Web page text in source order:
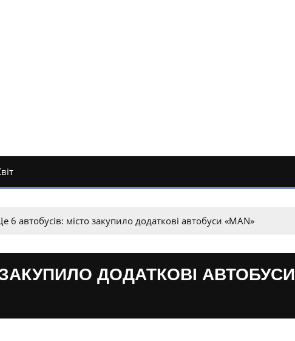
6 автобусів: місто закупило додаткові автобуси «MAN»
ДОДАТКОВІ АВТОБУСИ